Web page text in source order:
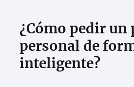
¿Cómo pedir un
personal de
inteligente?